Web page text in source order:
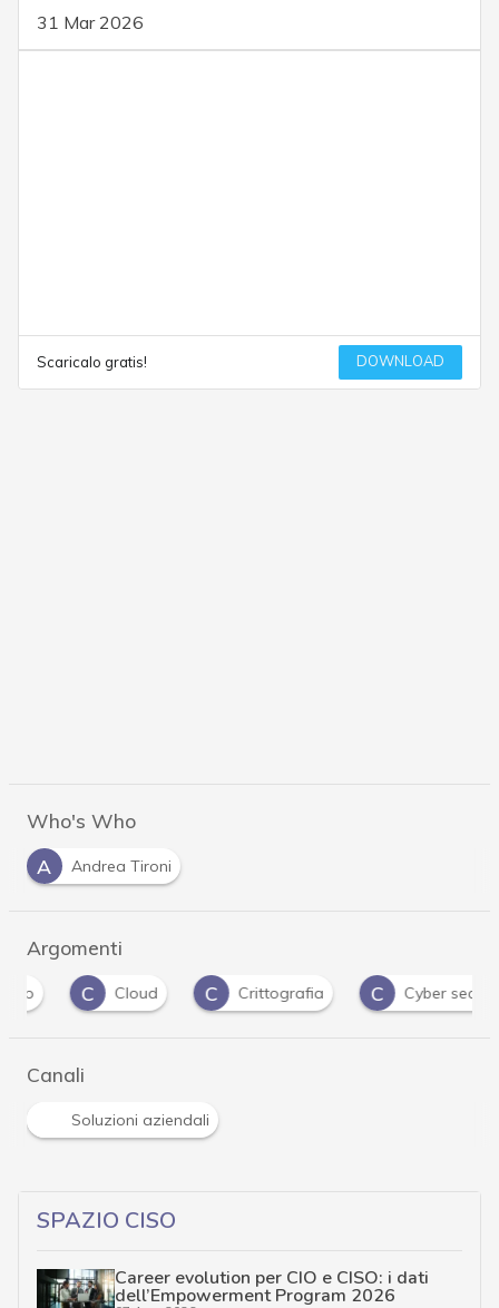
31 Mar 2026
Scaricalo gratis! DOWNLOAD
Who's Who
A
Andrea Tironi
Argomenti
C
Cloud C Crittografia C Cyber security
Canali
Soluzioni aziendali
SPAZIO CISO
Career evolution per CIO e CISO: i dati
dell’Empowerment Program 2026